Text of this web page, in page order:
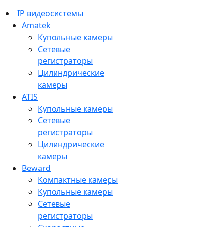
IP видеосистемы
Amatek
Купольные камеры
Сетевые
регистраторы
Цилиндрические
камеры
ATIS
Купольные камеры
Сетевые
регистраторы
Цилиндрические
камеры
Beward
Компактные камеры
Купольные камеры
Сетевые
регистраторы